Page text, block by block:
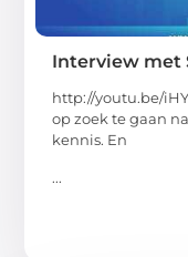
Interview met
http://youtu.be/
op zoek te gaan
kennis. En
...